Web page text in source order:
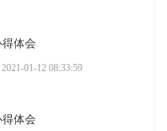
体会
2021-01-12 08:33:59
体会